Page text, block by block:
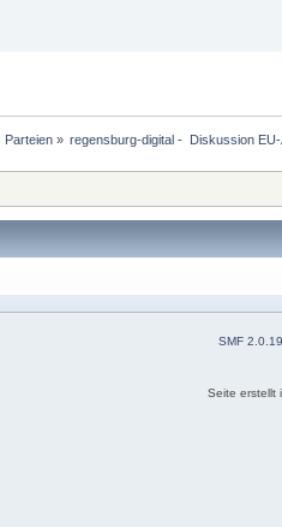
Parteien» regensburg-digital -  Diskussion
SMF 2.0.19
Seite erstellt